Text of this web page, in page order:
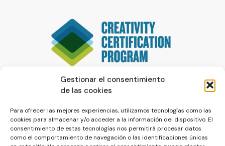
Gestionar el consentimiento
de las cookies
Para ofrecer las mejores experiencias, utilizamos tecnologías como las
cookies para almacenar y/o acceder a la información del dispositivo. El
consentimiento de estas tecnologías nos permitirá procesar datos
como el comportamiento de navegación o las identificaciones únicas